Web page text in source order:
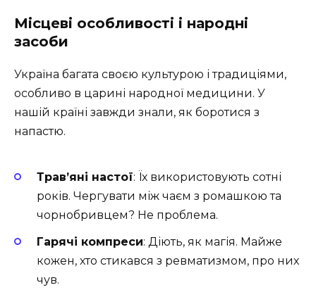
Місцеві особливості і народні
засоби
Україна багата своєю культурою і традиціями,
особливо в царині народної медицини. У
нашій країні завжди знали, як боротися з
напастю.
Трав’яні настої: Їх використовують сотні
років. Чергувати між чаєм з ромашкою та
чорнобривцем? Не проблема.
Гарячі компреси: Діють, як магія. Майже
кожен, хто стикався з ревматизмом, про них
чув.